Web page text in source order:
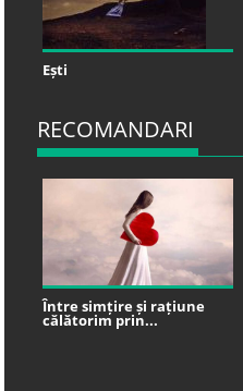
Ești
RECOMANDARI
Între simțire și rațiune
călătorim prin...